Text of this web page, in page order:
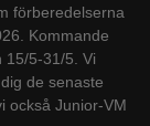
förberedelserna
Kommande
15/5-31/5. Vi
de senaste
också Junior-VM